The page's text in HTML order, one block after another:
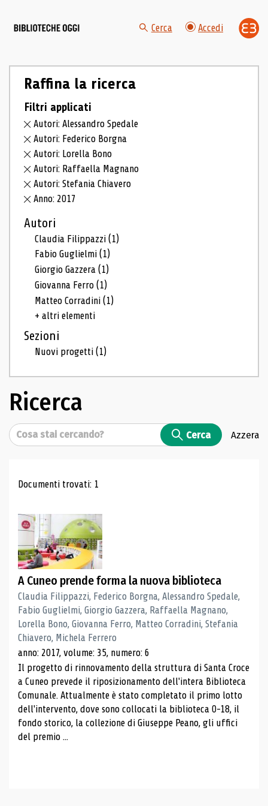
Cerca Accedi
Raffina la ricerca
Filtri applicati
Autori: Alessandro Spedale
Autori: Federico Borgna
Autori: Lorella Bono
Autori: Raffaella Magnano
Autori: Stefania Chiavero
Anno: 2017
Autori
Claudia Filippazzi(1)
Fabio Guglielmi(1)
Giorgio Gazzera(1)
Giovanna Ferro(1)
Matteo Corradini(1)
+ altri elementi
Sezioni
Nuovi progetti(1)
Ricerca
Cerca Cerca Azzera
Risultati di ricerca
Documenti trovati: 1
A Cuneo prende forma la nuova biblioteca
Claudia Filippazzi, Federico Borgna, Alessandro Spedale,
Fabio Guglielmi, Giorgio Gazzera, Raffaella Magnano,
Lorella Bono, Giovanna Ferro, Matteo Corradini, Stefania
Chiavero, Michela Ferrero
anno: 2017, volume: 35, numero: 6
Il progetto di rinnovamento della struttura di Santa Croce
a Cuneo prevede il riposizionamento dell'intera Biblioteca
Comunale. Attualmente è stato completato il primo lotto
dell'intervento, dove sono collocati la biblioteca 0-18, il
fondo storico, la collezione di Giuseppe Peano, gli uffici
del premio ...